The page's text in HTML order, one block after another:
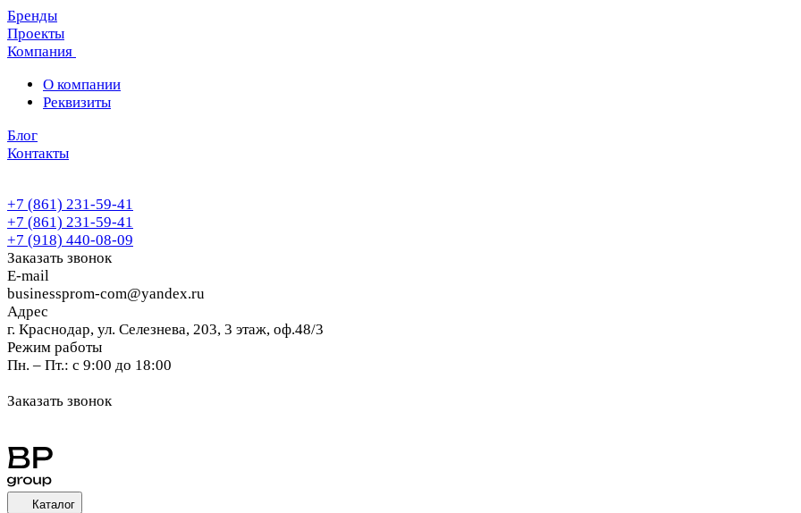
Бренды
Проекты
Компания
О компании
Реквизиты
Блог
Контакты
+7 (861) 231-59-41
+7 (861) 231-59-41
+7 (918) 440-08-09
Заказать звонок
E-mail
businessprom-com@yandex.ru
Адрес
г. Краснодар, ул. Селезнева, 203, 3 этаж, оф.48/3
Режим работы
Пн. – Пт.: с 9:00 до 18:00
Заказать звонок
Каталог